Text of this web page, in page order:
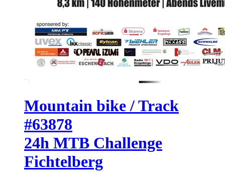
Mountain bike / Track
#63878
24h MTB Challenge
Fichtelberg